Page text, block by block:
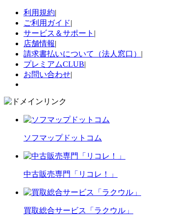
利用規約|
ご利用ガイド|
サービス＆サポート |
店舗情報|
請求書払いについて（法人窓口） |
プレミアムCLUB|
お問い合わせ|
ソフマップドットコム
中古販売専門「リコレ！」
買取総合サービス「ラクウル」